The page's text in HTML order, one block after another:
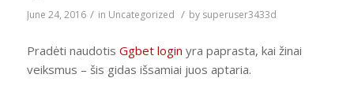
June 24, 2016 / in Uncategorized / by superuser3433d
Pradėti naudotis Ggbet login yra paprasta, kai žinai
veiksmus – šis gidas išsamiai juos aptaria.